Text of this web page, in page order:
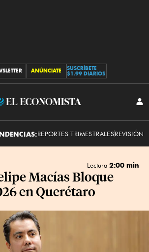
ANÚNCIATE
SUSCRÍBETE
$1.99 DIARIOS
El
REPORTES TRIMESTRALESREVISIÓN
Lectura 2:00 min
Macías Bloque
en Querétaro